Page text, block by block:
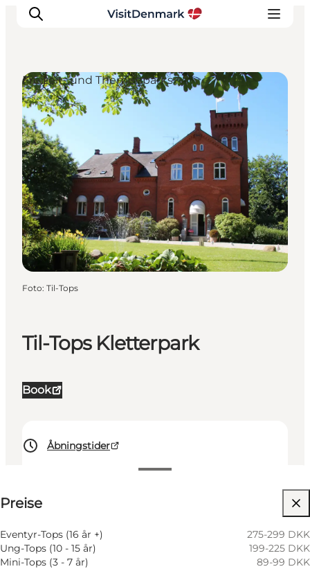
Inspiration
Regionen
Erlebnisse
Unterkünfte
Reiseplanung
Til-Tops Kletterpark
Book
Åbningstider
Preise
Eventyr-Tops (16 år +)
275-299 DKK
Ung-Tops (10 - 15 år)
199-225 DKK
Mini-Tops (3 - 7 år)
89-99 DKK
Freizeit- und Themenparks
Foto: Til-Tops